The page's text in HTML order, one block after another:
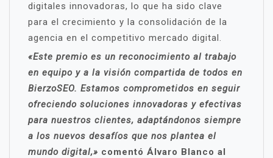
digitales innovadoras, lo que ha sido clave
para el crecimiento y la consolidación de la
agencia en el competitivo mercado digital.
«Este premio es un reconocimiento al trabajo
en equipo y a la visión compartida de todos en
BierzoSEO. Estamos comprometidos en seguir
ofreciendo soluciones innovadoras y efectivas
para nuestros clientes, adaptándonos siempre
a los nuevos desafíos que nos plantea el
mundo digital,» comentó Álvaro Blanco al